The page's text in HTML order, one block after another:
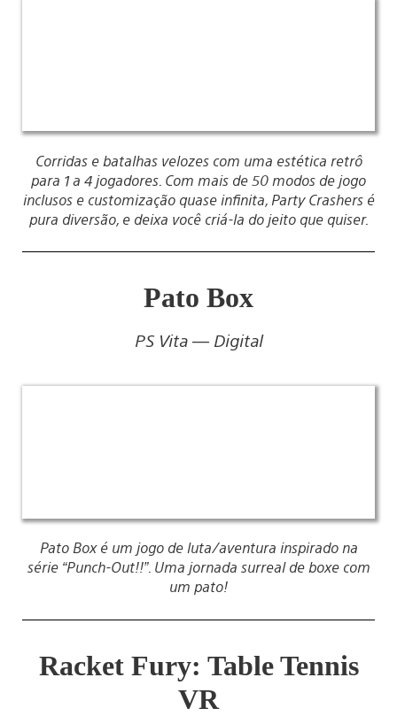
Corridas e batalhas velozes com uma estética retrô
para 1 a 4 jogadores. Com mais de 50 modos de jogo
inclusos e customização quase infinita, Party Crashers é
pura diversão, e deixa você criá-la do jeito que quiser.
Pato Box
PS Vita — Digital
Pato Box é um jogo de luta/aventura inspirado na
série “Punch-Out!!”. Uma jornada surreal de boxe com
um pato!
Racket Fury: Table Tennis
VR